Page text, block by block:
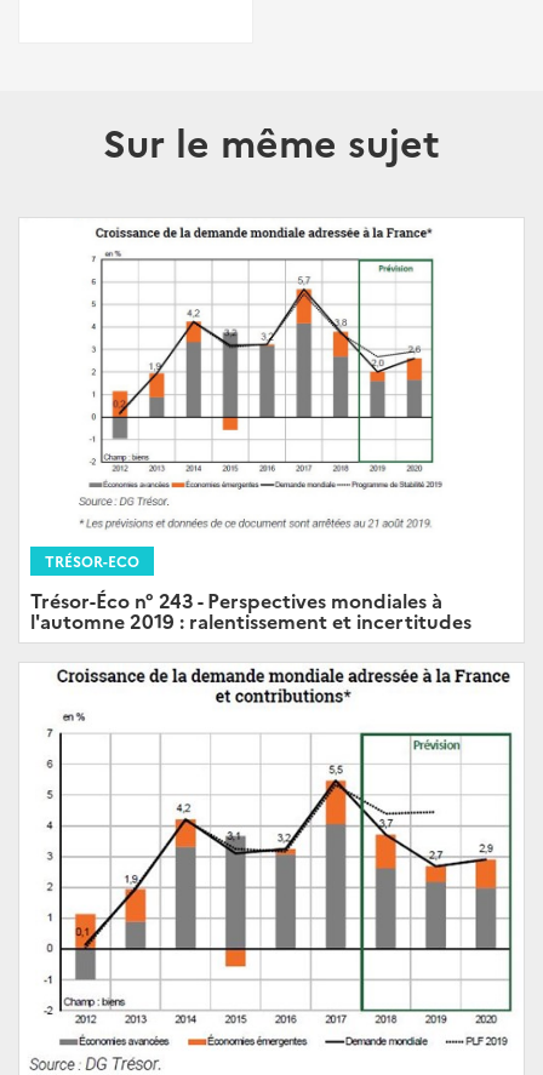
Sur le même sujet
TRÉSOR-ECO
Trésor-Éco n° 243 - Perspectives mondiales à
l'automne 2019 : ralentissement et incertitudes